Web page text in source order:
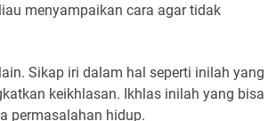
menyampaikan cara agar tidak
Sikap iri dalam hal seperti inilah yang
keikhlasan. Ikhlas inilah yang bisa
permasalahan hidup.